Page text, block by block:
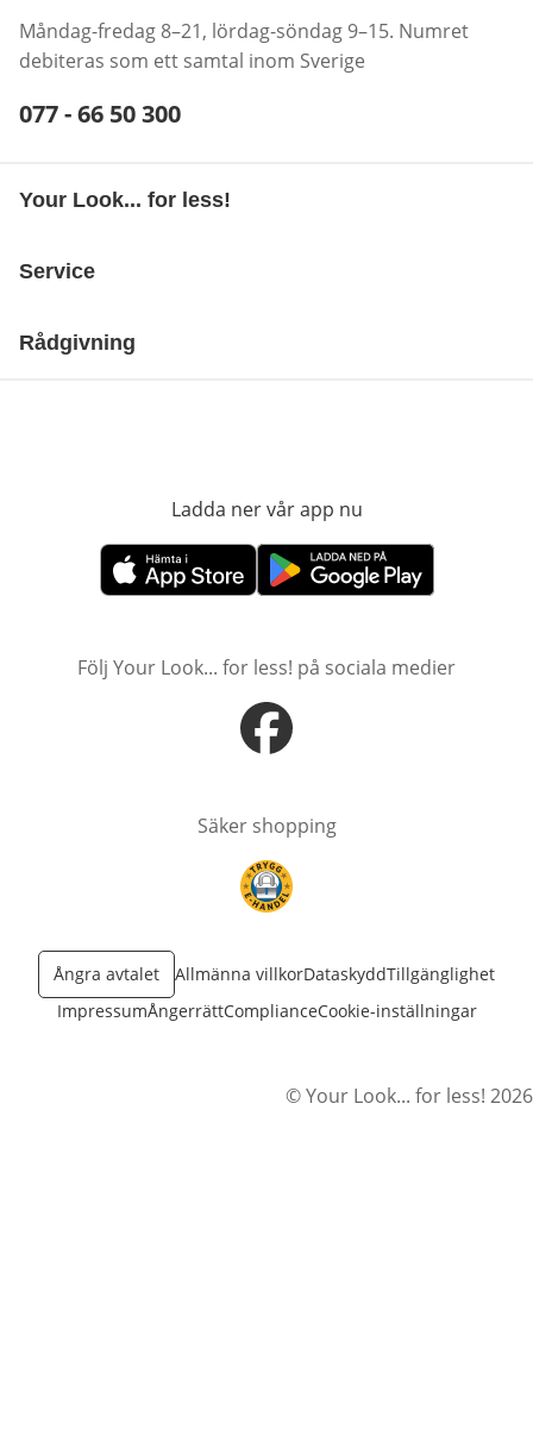
Måndag-fredag 8–21, lördag-söndag 9–15. Numret
debiteras som ett samtal inom Sverige
Telefonnummer:
077 - 66 50 300
Your Look... for less!
Service
Rådgivning
Ladda ner vår app nu
öppnas i nytt fönsteröppnas i nytt fönster
Följ Your Look... for less! på sociala medier
öppnas i nytt fönster
Säker shopping
öppnas i nytt fönster
Ångra avtalet Allmänna villkorDataskyddTillgänglighet
ImpressumÅngerrättComplianceCookie-inställningar
© Your Look... for less! 2026